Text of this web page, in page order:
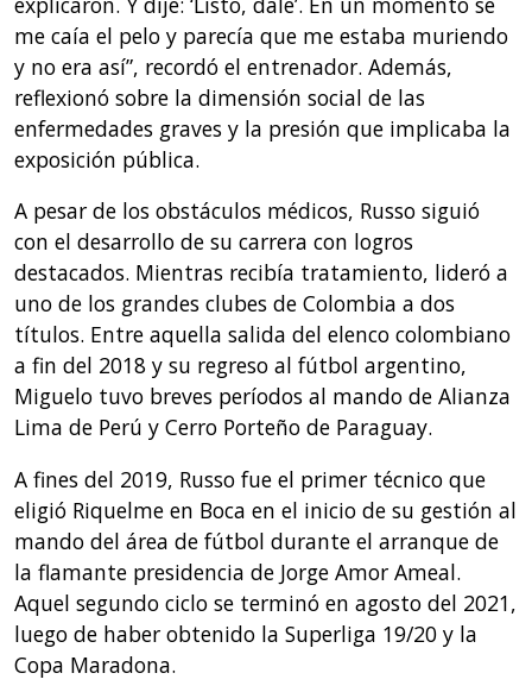
me caía el pelo y parecía que me estaba muriendo
y no era así”, recordó el entrenador. Además,
reflexionó sobre la dimensión social de las
enfermedades graves y la presión que implicaba la
exposición pública.
A pesar de los obstáculos médicos, Russo siguió
con el desarrollo de su carrera con logros
destacados. Mientras recibía tratamiento, lideró a
uno de los grandes clubes de Colombia a dos
títulos. Entre aquella salida del elenco colombiano
a fin del 2018 y su regreso al fútbol argentino,
Miguelo tuvo breves períodos al mando de Alianza
Lima de Perú y Cerro Porteño de Paraguay.
A fines del 2019, Russo fue el primer técnico que
eligió Riquelme en Boca en el inicio de su gestión al
mando del área de fútbol durante el arranque de
la flamante presidencia de Jorge Amor Ameal.
Aquel segundo ciclo se terminó en agosto del 2021,
luego de haber obtenido la Superliga 19/20 y la
Copa Maradona.